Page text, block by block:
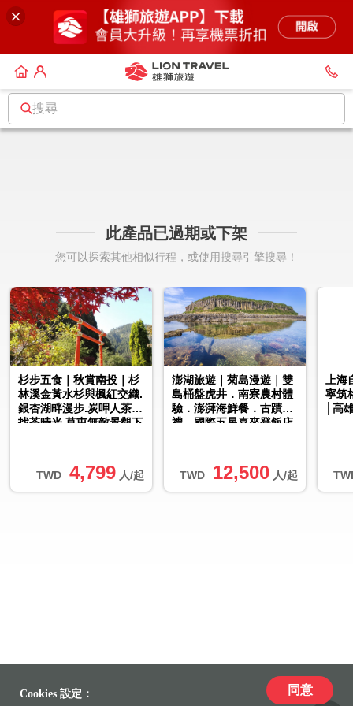
搜尋
此產品已過期或下架
您可以探索其他相似行程，或使用搜尋引擎搜尋！
TWD 4,799 人/起
杉步五食｜秋賞南投｜杉
林溪金黃水杉與楓紅交織.
銀杏湖畔漫步.炭呷人茶舍
找茶時光.草屯無敵景觀下
TWD
12,500 人/起
澎湖旅遊｜菊島漫遊｜雙
島桶盤虎井．南寮農村體
驗．澎湃海鮮餐．古蹟巡
禮．國際五星喜來登飯店
上
寧筑
│高
Cookies 設定： 同意